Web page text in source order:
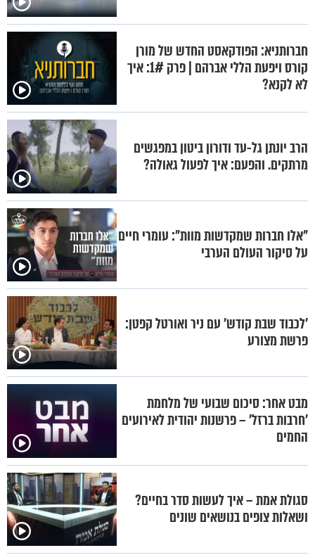
חברותניא: הפודקאסט החדש של מורן
קורס ויפעת הללי אברהם | פרק 1#: איך
לא לקנא?
הרב יונתן גל-עד ודורון ביטון במפגשים
מרתקים. והפעם: איך לפעול גאולה?
"אלו חברות שמקדשות מוות": עומרי חיים
על סיקור העולם הערבי
'לכבוד שבת קודש' עם ניר ואורטל קפטן:
פרשת מצורע
מבט אחר: סיכום שבועי של מלחמת
'חרבות ברזל' – פרשנות יהודית לאירועים
החמים
סגולת אמת – איך לעשות סדר בחיים?
ושאלות צופים בנושאים שונים